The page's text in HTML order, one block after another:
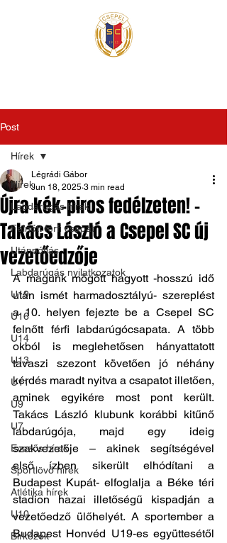
Post
Hírek
Labdarúgás hírek
Felnőtt férfi csapat
Utánpótlás
Labdarúgás nyilatkozatok
U19
U16
U14
U13
U11
U9
U7
Evezős hírek
Sportlövő hírek
Atlétika hírek
U10
Birkózók
Hírek
Újra kék-piros fedélzeten! -
Takács László a Csepel SC új
vezetőedzője
Légrádi Gábor
Jun 18, 2025 3 min read
A magunk mögött hagyott -hosszú idő
után ismét harmadosztályú- szereplést
a 10. helyen fejezte be a Csepel SC
felnőtt férfi labdarúgócsapata. A több
okból is meglehetősen hányattatott
tavaszi szezont követően jó néhány
kérdés maradt nyitva a csapatot illetően,
aminek egyikére most pont került.
Takács László klubunk korábbi kitűnő
labdarúgója, majd egy ideig
szakvezetője – akinek segítségével
első ízben sikerült elhódítani a
Budapest Kupát- elfoglalja a Béke téri
stadion hazai illetőségű kispadján a
vezetőedző ülőhelyét. A sportember a
Budapest Honvéd U19-es együttesétől